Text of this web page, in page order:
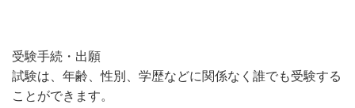
受験手続・出願
試験は、年齢、性別、学歴などに関係なく誰でも受験する
ことができます。